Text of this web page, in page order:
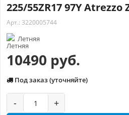
225/55ZR17 97Y Atrezzo
Арт.: 3220005744
Летняя
10490 руб.
Под заказ (уточняйте)
- +